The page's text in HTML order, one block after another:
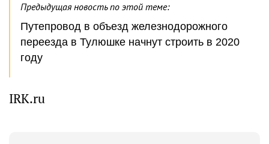
Предыдущая новость по этой теме:
Путепровод в объезд железнодорожного
переезда в Тулюшке начнут строить в 2020
году
IRK.ru